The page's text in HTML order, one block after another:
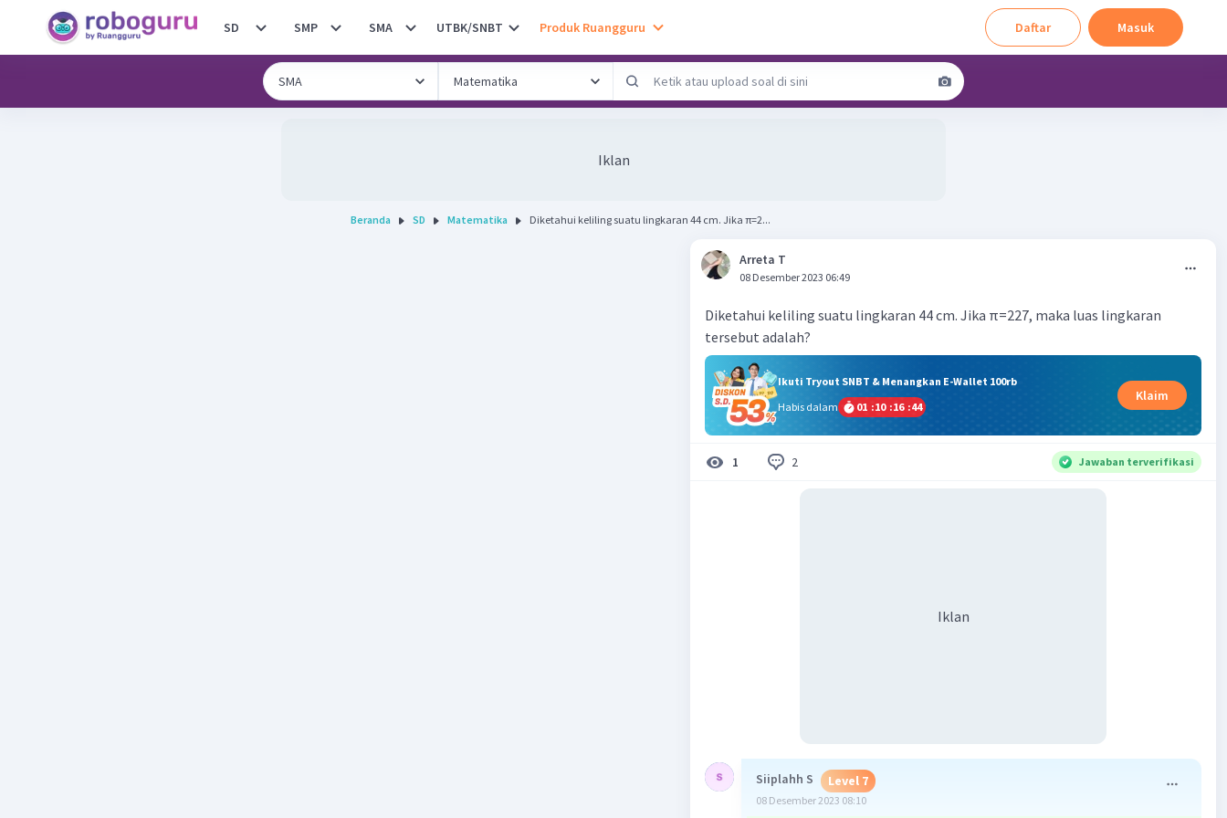
SD SMP SMA UTBK/SNBT Produk Ruangguru Daftar Masuk
Iklan
Beranda SD Matematika Diketahui keliling suatu lingkaran 44 cm. Jika π=2...
Arreta T
08 Desember 2023 06:49
Diketahui keliling suatu lingkaran 44 cm. Jika π=227, maka luas lingkaran
tersebut adalah?
Ikuti Tryout SNBT & Menangkan E-Wallet 100rb
Habis dalam
01 :10 :16 :43
Klaim
1 2 Jawaban terverifikasi
Iklan
Siiplahh S Level 7
08 Desember 2023 08:10